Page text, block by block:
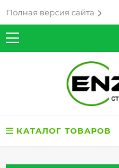
Полная версия сайта
КАТАЛОГ ТОВАРОВ